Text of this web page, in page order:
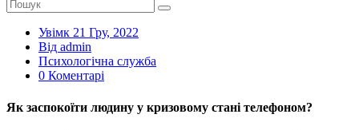
Увімк 21 Гру, 2022
Від admin
Психологічна служба
0 Коментарі
Як заспокоїти людину у кризовому стані телефоном?